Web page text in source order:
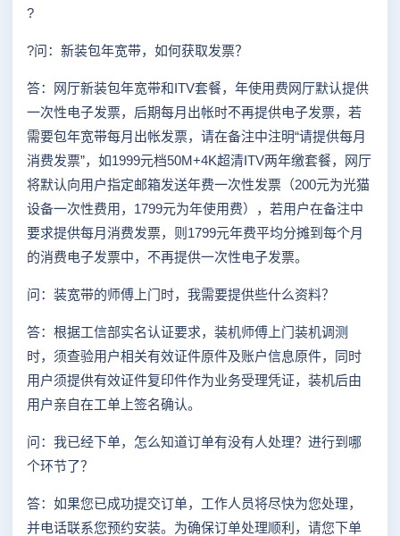
?
?问：新装包年宽带，如何获取发票？
答：网厅新装包年宽带和ITV套餐，年使用费网厅默认提供
一次性电子发票，后期每月出帐时不再提供电子发票，若
需要包年宽带每月出帐发票，请在备注中注明“请提供每月
消费发票”，如1999元档50M+4K超清ITV两年缴套餐，网厅
将默认向用户指定邮箱发送年费一次性发票（200元为光猫
设备一次性费用，1799元为年使用费），若用户在备注中
要求提供每月消费发票，则1799元年费平均分摊到每个月
的消费电子发票中，不再提供一次性电子发票。
问：装宽带的师傅上门时，我需要提供些什么资料？
答：根据工信部实名认证要求，装机师傅上门装机调测
时，须查验用户相关有效证件原件及账户信息原件，同时
用户须提供有效证件复印件作为业务受理凭证，装机后由
用户亲自在工单上签名确认。
问：我已经下单，怎么知道订单有没有人处理？进行到哪
个环节了？
答：如果您已成功提交订单，工作人员将尽快为您处理，
并电话联系您预约安装。为确保订单处理顺利，请您下单